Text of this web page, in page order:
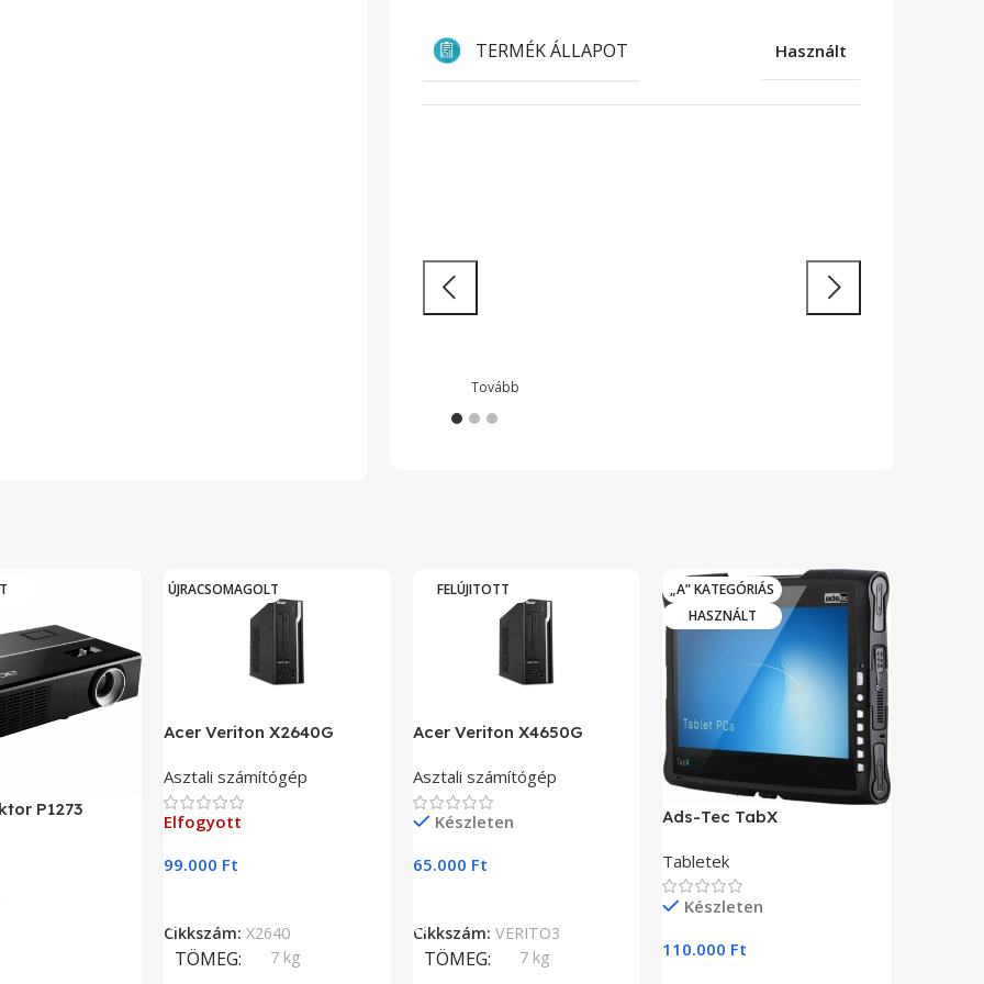
TERMÉK ÁLLAPOT Használt
munkavégzés
Nagy teljesítményű laptopok és 2 az 1-ben
Tovább
P1273
ÚJRACSOMAGOLT
Acer Veriton X2640G
Asztali számítógép
Elfogyott
99.000 Ft
Cikkszám: X2640
TÖMEG 7 kg
FELÚJITOTT
Acer Veriton X4650G
Asztali számítógép
Készleten
65.000 Ft
Cikkszám: VERITO3
TÖMEG 7 kg
„A” KATEGÓRIÁS
HASZNÁLT
Ads-Tec TabX
Tabletek
Készleten
110.000 Ft